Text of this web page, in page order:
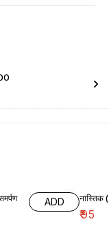
ADD नास्तिक
₹95